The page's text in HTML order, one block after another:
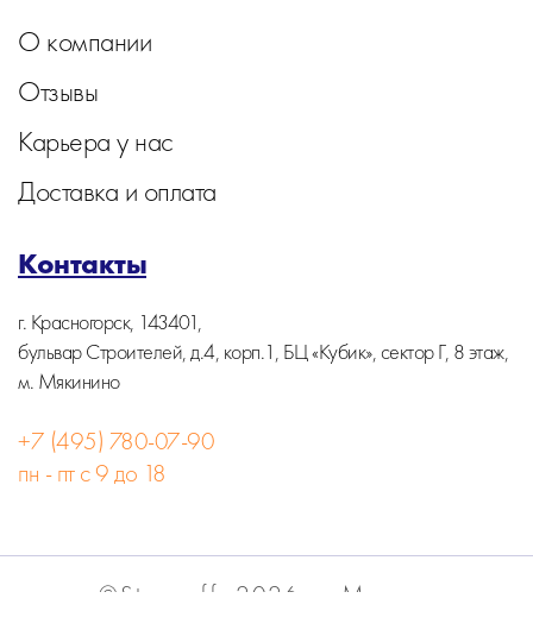
О компании
Отзывы
Карьера у нас
Доставка и оплата
Контакты
г. Красногорск, 143401,
бульвар Строителей, д.4, корп.1, БЦ «Кубик», сектор Г, 8 этаж,
м. Мякинино
+7 (495) 780-07-90
пн - пт с 9 до 18
©Stormoff, 2026, г. Москва